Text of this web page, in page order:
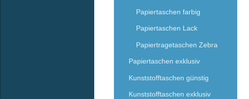
Papiertaschen farbig
Papiertaschen Lack
Papiertragetaschen Zebra
Papiertaschen exklusiv
Kunststofftaschen günstig
Kunststofftaschen exklusiv